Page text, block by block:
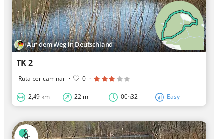
Auf dem Weg in Deutschland
TK 2
Ruta per caminar · 0 ·
2,49 km 22 m 00h32 Easy